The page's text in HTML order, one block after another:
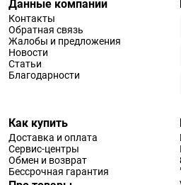
Данные компании
Контакты
Обратная связь
Жалобы и предложения
Новости
Статьи
Благодарности
Как купить
Доставка и оплата
Сервис-центры
Обмен и возврат
Бессрочная гарантия